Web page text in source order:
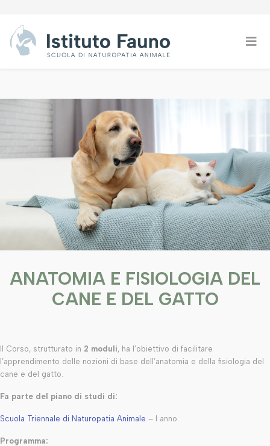
ANATOMIA E FISIOLOGIA DEL
CANE E DEL GATTO
Il Corso, strutturato in 2 moduli, ha l’obiettivo di facilitare
l’apprendimento delle nozioni di base dell’anatomia e della fisiologia del
cane e del gatto.
Fa parte del piano di studi di:
Scuola Triennale di Naturopatia Animale – I anno
Programma: